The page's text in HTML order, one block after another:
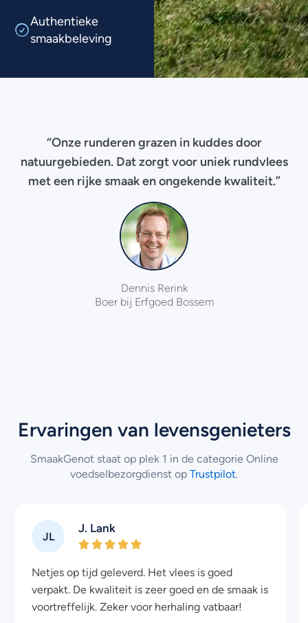
Authentieke
smaakbeleving
“Onze runderen grazen in kuddes door
natuurgebieden. Dat zorgt voor uniek rundvlees
met een rijke smaak en ongekende kwaliteit.”
Dennis Rerink
Boer bij Erfgoed Bossem
Ervaringen van levensgenieters
SmaakGenot staat op plek 1 in de categorie Online
voedselbezorgdienst op Trustpilot.
ND
Nadine van Dijk
Ik be zeer tevreden en heb dit bedrijf al
aangeraden aan anderen. Smaakgenot heeft een
mooi veelzijdig assortiment voor een heel